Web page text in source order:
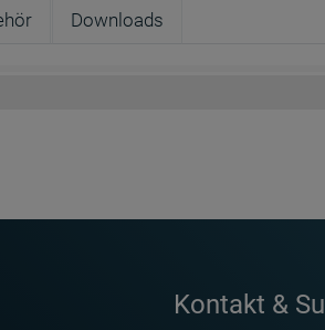
Downloads
Conen Furniture GmbH
info@conen-produkte.com
Kontakt &